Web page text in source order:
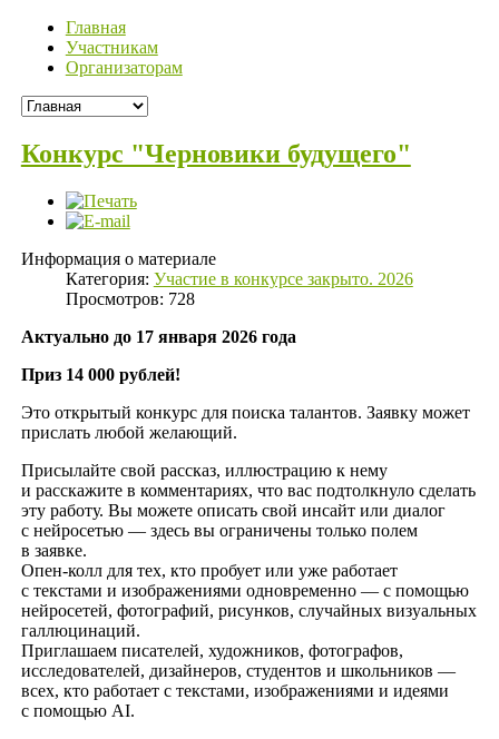
Главная
Участникам
Организаторам
Конкурс "Черновики будущего"
Информация о материале
Категория: Участие в конкурсе закрыто. 2026
Просмотров: 728
Актуально до 17 января 2026 года
Приз 14 000 рублей!
Это открытый конкурс для поиска талантов. Заявку может
прислать любой желающий.
Присылайте свой рассказ, иллюстрацию к нему
и расскажите в комментариях, что вас подтолкнуло сделать
эту работу. Вы можете описать свой инсайт или диалог
с нейросетью — здесь вы ограничены только полем
в заявке.
Опен-колл для тех, кто пробует или уже работает
с текстами и изображениями одновременно — с помощью
нейросетей, фотографий, рисунков, случайных визуальных
галлюцинаций.
Приглашаем писателей, художников, фотографов,
исследователей, дизайнеров, студентов и школьников —
всех, кто работает с текстами, изображениями и идеями
с помощью AI.